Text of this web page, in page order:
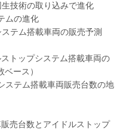
技術の取り込みで進化
ムの進化
テム搭載車両の販売予測
トップシステム搭載車両の
ース）
ステム搭載車両販売台数の地
売台数とアイドルストップ